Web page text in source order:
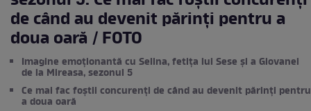
de când au devenit părinți pentru a
doua oară / FOTO
Imagine emoționantă cu Selina, fetița lui Sese și a Giovanei
de la Mireasa, sezonul 5
Ce mai fac foștii concurenți de când au devenit părinți pentru
a doua oară